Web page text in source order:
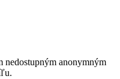
nedostupným anonymným